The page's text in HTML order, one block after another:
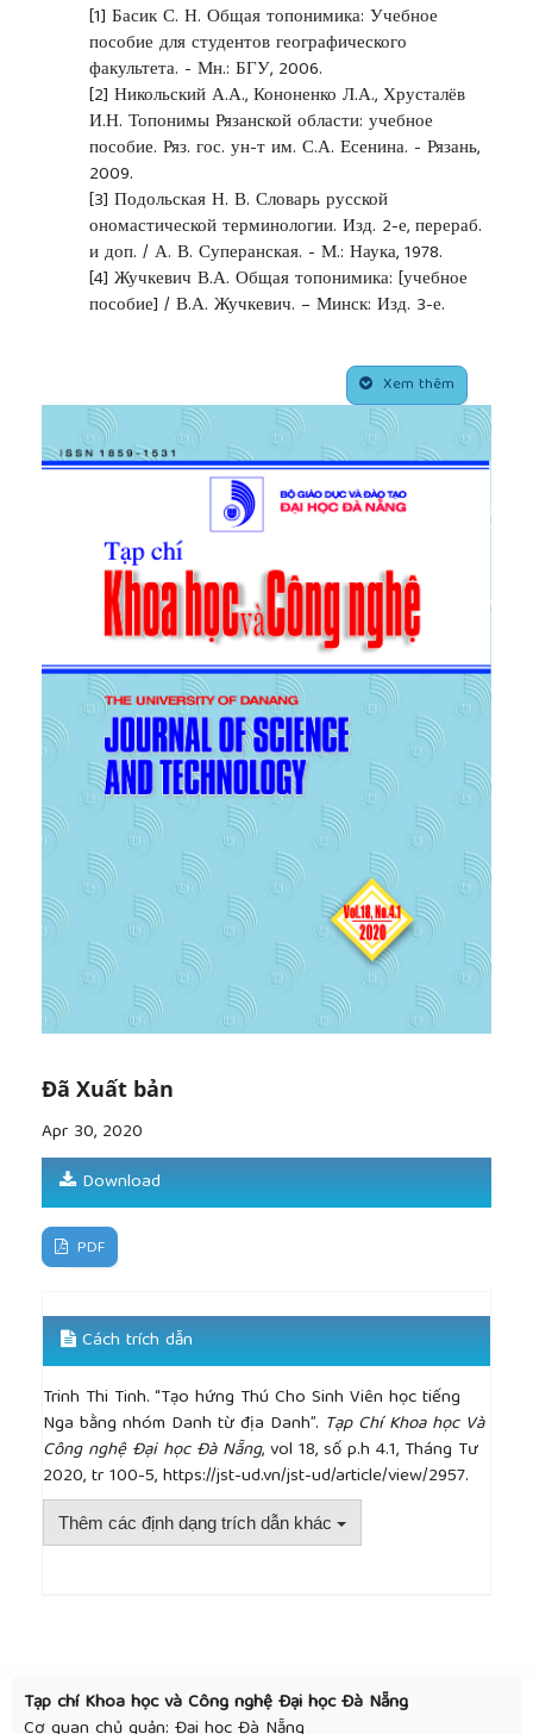
[1] Басик С. Н. Общая топонимика: Учебное
пособие для студентов географического
факультета. - Мн.: БГУ, 2006.
[2] Никольский А.А., Кононенко Л.А., Хрусталёв
И.Н. Топонимы Рязанской области: учебное
пособие. Ряз. гос. ун-т им. С.А. Есенина. - Рязань,
2009.
[3] Подольская Н. В. Словарь русской
ономастической терминологии. Изд. 2-е, перераб.
и доп. / А. В. Суперанская. - М.: Наука, 1978.
[4] Жучкевич В.А. Общая топонимика: [учебное
пособие] / В.А. Жучкевич. – Минск: Изд. 3-е.
Суперанская А.В. Типы и структура
географических названий. - В кн.:
«Лингвистическая терминология и прикладная
топономастика». - М., 1964.
[6]Суперанская А. В. Словарь географических
названий. М., 2013.
Граудина Л. К., Ицкович В. А., Катлинская Л. П.
Словарь грамматических вариантов русского
языка. 3-е изд., стер. М., 2008.
[8]Duyên Duyên - “Du lịch đạt kỷ lục mới, gần 16,3
triệu khách quốc tế đến Việt Nam”. VNECONOMY.
2019.
[9]«Ростуризм и Министерство культуры, спорта
и туризма Вьетнама подписали «Ростуризм и
Министерство культуры, спорта и туризма
Вьетнама подписали меморандум о
сотрудничестве». Федеральное агентство по
туризму - Министерство экономического развития
Российской Федерации. 2019.
[10] «Ростуризм и министерство туризма
Вьетнама подписали меморандум о
сотрудничестве». Интерфакс-Туризм. 2019.
[11]
Нахабина М. М., Антонова В. Е., Жабоклицкая
И. И. и др. Русский сезон. Учебник по русскому
языку. Элементарный уровень /- Златоуст Санкт-
Петербург, 2015
Xem thêm
Đã Xuất bản
Apr 30, 2020
Download
PDF
Cách trích dẫn
Trinh Thi Tinh. “Tạo hứng Thú Cho Sinh Viên học tiếng
Nga bằng nhóm Danh từ địa Danh”. Tạp Chí Khoa học Và
Công nghệ Đại học Đà Nẵng, vol 18, số p.h 4.1, Tháng Tư
2020, tr 100-5, https://jst-ud.vn/jst-ud/article/view/2957.
Thêm các định dạng trích dẫn khác
Tạp chí Khoa học và Công nghệ Đại học Đà Nẵng